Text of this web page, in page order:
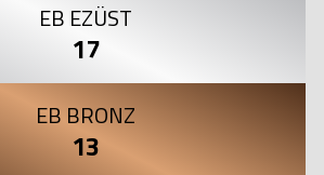
EB EZÜST
17
EB BRONZ
13